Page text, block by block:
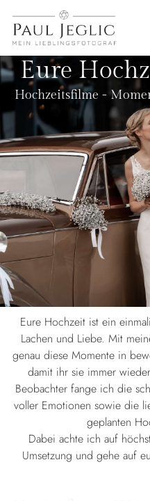
Eure
Hochzeitsfilme -
Eure Hochzeit ist ein
Lachen und Liebe. Mit
genau diese Momente in
damit ihr sie immer
Beobachter fange ich die
voller Emotionen sowie die
geplanten
Dabei achte ich auf
Umsetzung und gehe auf